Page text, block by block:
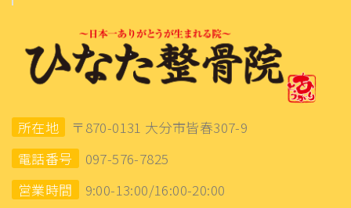
所在地
〒870-0131 大分市皆春307-9
電話番号
097-576-7825
営業時間
9:00-13:00/16:00-20:00